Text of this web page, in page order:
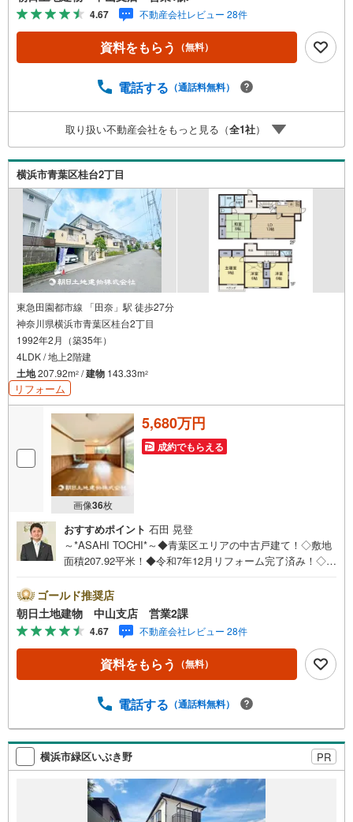
横浜線「中山」駅徒歩1分！☆ご予約は『朝日土地建物中山
店』まで！朝日土地建物グループは地域密着を合言葉に全1
3店舗でその地域No.1を目指しております。広告掲載してい
ない物件も多数ございます。色々廻ったけど良い物件が無
するの・・？etc.まずは何でもお気軽にご相談ください！
せをお待ちしております!!
4.67 不動産会社レビュー 28件
資料をもらう （無料）
電話する （通話料無料）
取り扱い不動産会社をもっと見る（全1社）
横浜市青葉区桂台2丁目
東急田園都市線 「田奈」駅 徒歩27分
神奈川県横浜市青葉区桂台2丁目
1992年2月（築35年）
4LDK / 地上2階建
土地207.92m2 /建物 143.33m2
リフォーム
画像36枚
5,680万円
成約でもらえる
おすすめポイント 石田 晃登
～*ASAHI TOCHI*～◆青葉区エリアの中古戸建て！◇敷地
面積207.92平米！◆令和7年12月リフォーム完了済み！◇南
い、安心のおとりつぎ * * * *おかげさまで42周年を迎える
ことができました♪ご成約件数7万件達成!!☆当日のご見学
も対応可能です！☆JR横浜線「中山」駅徒歩1分！☆ご予
約は『朝日土地建物中山店』まで！朝日土地建物グループ
は地域密着を合言葉に全13店舗でその地域No.1を目指して
おります。広告掲載していない物件も多数ございます。
気・・？お家の買替えってどうするの・・？etc.まずは何
せていただきます！お問い合わせをお待ちしております!!
ゴールド推奨店
朝日土地建物 中山支店 営業2課
4.67 不動産会社レビュー 28件
資料をもらう （無料）
電話する （通話料無料）
横浜市緑区いぶき野 PR